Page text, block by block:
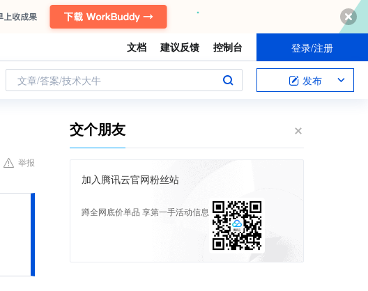
文档 建议反馈 控制台 登录/注册
文章/答案/技术大牛 发布
举报
交个朋友
加入腾讯云官网粉丝站
蹲全网底价单品 享第一手活动信息